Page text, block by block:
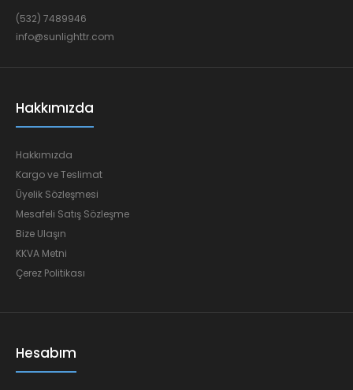
(532) 7489946
info@sunlighttr.com
Hakkımızda
Hakkımızda
Kargo ve Teslimat
Üyelik Sözleşmesi
Mesafeli Satış Sözleşme
Bize Ulaşın
KKVA Metni
Çerez Politikası
Hesabım